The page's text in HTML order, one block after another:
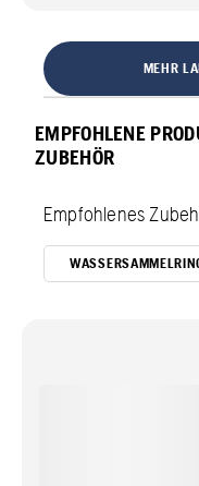
MEHR
EMPFOHLENE
ZUBEHÖR
Empfohlenes